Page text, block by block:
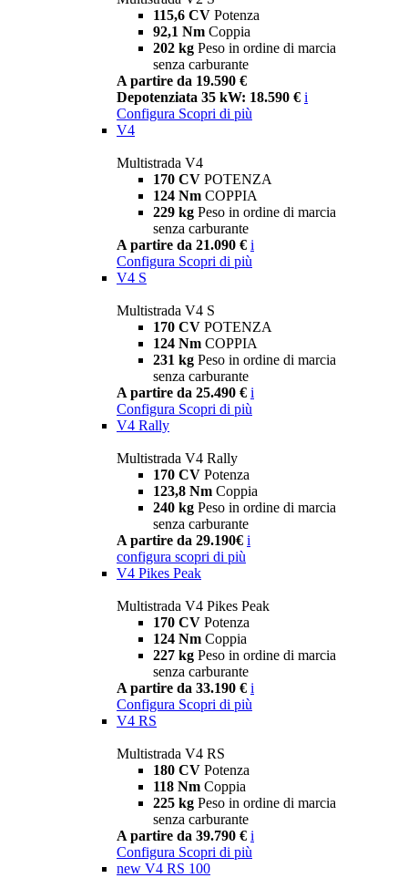
115,6 CV Potenza
92,1 Nm Coppia
202 kg Peso in ordine di marcia
senza carburante
A partire da 19.590 €
Depotenziata 35 kW: 18.590 € i
Configura Scopri di più
V4
Multistrada V4
170 CV POTENZA
124 Nm COPPIA
229 kg Peso in ordine di marcia
senza carburante
A partire da 21.090 € i
Configura Scopri di più
V4 S
Multistrada V4 S
170 CV POTENZA
124 Nm COPPIA
231 kg Peso in ordine di marcia
senza carburante
A partire da 25.490 € i
Configura Scopri di più
V4 Rally
Multistrada V4 Rally
170 CV Potenza
123,8 Nm Coppia
240 kg Peso in ordine di marcia
senza carburante
A partire da 29.190€ i
configura scopri di più
V4 Pikes Peak
Multistrada V4 Pikes Peak
170 CV Potenza
124 Nm Coppia
227 kg Peso in ordine di marcia
senza carburante
A partire da 33.190 € i
Configura Scopri di più
V4 RS
Multistrada V4 RS
180 CV Potenza
118 Nm Coppia
225 kg Peso in ordine di marcia
senza carburante
A partire da 39.790 € i
Configura Scopri di più
new V4 RS 100